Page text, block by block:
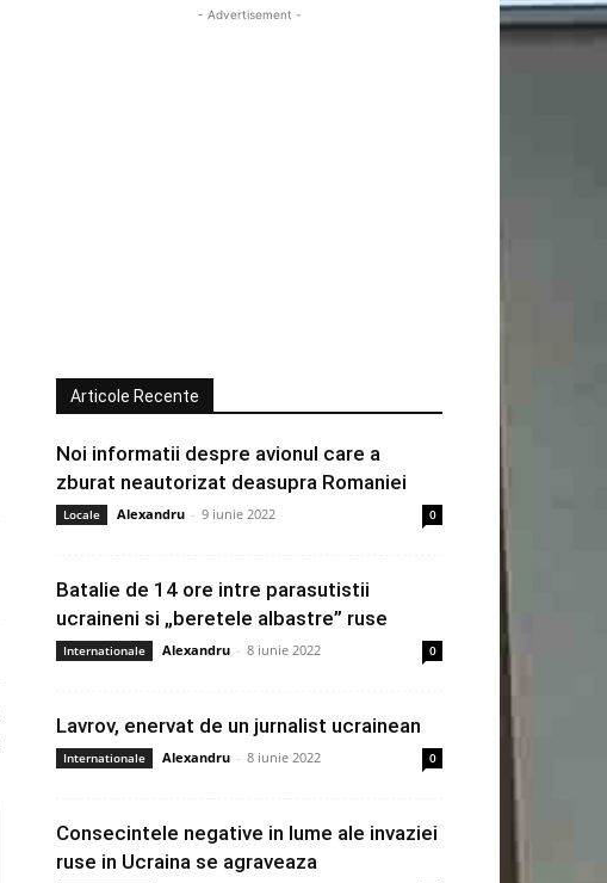
- Advertisement -
Articole Recente
Noi informatii despre avionul care a
zburat neautorizat deasupra Romaniei
Locale Alexandru - 9 iunie 2022 0
Batalie de 14 ore intre parasutistii
ucraineni si „beretele albastre” ruse
Internationale Alexandru - 8 iunie 2022 0
Lavrov, enervat de un jurnalist ucrainean
Internationale Alexandru - 8 iunie 2022 0
Consecintele negative in lume ale invaziei
ruse in Ucraina se agraveaza